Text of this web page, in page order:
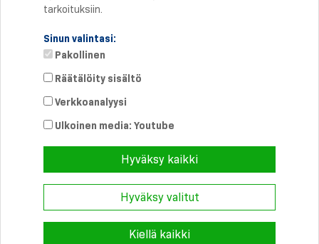
Suora yhteys
Puhelin: +358 46 8757704
© 2026 Schmersal Finland · Julkaisutiedot·
·
Tietosuoja
tarkoituksiin.
Sinun valintasi:
Pakollinen
Räätälöity sisältö
Verkkoanalyysi
Ulkoinen media: Youtube
Hyväksy kaikki
Hyväksy valitut
Kiellä kaikki